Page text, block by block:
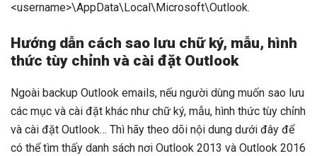
<username>\AppData\Local\Microsoft\Outlook.
Hướng dẫn cách sao lưu chữ ký, mẫu, hình
thức tùy chỉnh và cài đặt Outlook
Ngoài backup Outlook emails, nếu người dùng muốn sao lưu
các mục và cài đặt khác như chữ ký, mẫu, hình thức tùy chỉnh
và cài đặt Outlook… Thì hãy theo dõi nội dung dưới đây để
có thể tìm thấy danh sách nơi Outlook 2013 và Outlook 2016